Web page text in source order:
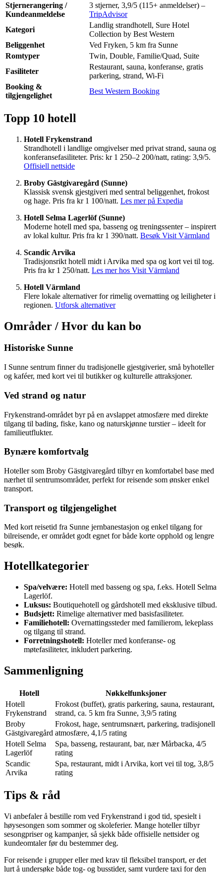
Stjernerangering /
Kundeanmeldelse
3 stjerner, 3,9/5 (115+ anmeldelser) –
TripAdvisor
Kategori
Landlig strandhotell, Sure Hotel
Collection by Best Western
Beliggenhet
Ved Fryken, 5 km fra Sunne
Romtyper
Twin, Double, Familie/Quad, Suite
Fasiliteter
Restaurant, sauna, konferanse, gratis
parkering, strand, Wi-Fi
Booking &
tilgjengelighet
Best Western Booking
Topp 10 hotell
Hotell Frykenstrand
Strandhotell i landlige omgivelser med privat strand, sauna og
konferansefasiliteter. Pris: kr 1 250–2 200/natt, rating: 3,9/5.
Offisiell nettside
Broby Gästgivaregård (Sunne)
Klassisk svensk gjestgiveri med sentral beliggenhet, frokost
og hage. Pris fra kr 1 100/natt. Les mer på Expedia
Hotell Selma Lagerlöf (Sunne)
Moderne hotell med spa, basseng og treningssenter – inspirert
av lokal kultur. Pris fra kr 1 390/natt. Besøk Visit Värmland
Scandic Arvika
Tradisjonsrikt hotell midt i Arvika med spa og kort vei til tog.
Pris fra kr 1 250/natt. Les mer hos Visit Värmland
Hotell Värmland
Flere lokale alternativer for rimelig overnatting og leiligheter i
regionen. Utforsk alternativer
Områder / Hvor du kan bo
Historiske Sunne
I Sunne sentrum finner du tradisjonelle gjestgiverier, små byhoteller
og kaféer, med kort vei til butikker og kulturelle attraksjoner.
Ved strand og natur
Frykenstrand-området byr på en avslappet atmosfære med direkte
tilgang til bading, fiske, kano og naturskjønne turstier – ideelt for
familieutflukter.
Bynære komfortvalg
Hoteller som Broby Gästgivaregård tilbyr en komfortabel base med
nærhet til sentrumsområder, perfekt for reisende som ønsker enkel
transport.
Transport og tilgjengelighet
Med kort reisetid fra Sunne jernbanestasjon og enkel tilgang for
bilreisende, er området godt egnet for både korte opphold og lengre
besøk.
Hotellkategorier
Spa/velvære: Hotell med basseng og spa, f.eks. Hotell Selma
Lagerlöf.
Luksus: Boutiquehotell og gårdshotell med eksklusive tilbud.
Budsjett: Rimelige alternativer med basisfasiliteter.
Familiehotell: Overnattingssteder med familierom, lekeplass
og tilgang til strand.
Forretningshotell: Hoteller med konferanse- og
møtefasiliteter, inkludert parkering.
Sammenligning
Hotell
Nøkkelfunksjoner
Hotell
Frykenstrand
Frokost (buffet), gratis parkering, sauna, restaurant,
strand, ca. 5 km fra Sunne, 3,9/5 rating
Broby
Gästgivaregård
Frokost, hage, sentrumsnært, parkering, tradisjonell
atmosfære, 4,1/5 rating
Hotell Selma
Lagerlöf
Spa, basseng, restaurant, bar, nær Mårbacka, 4/5
rating
Scandic
Arvika
Spa, restaurant, midt i Arvika, kort vei til tog, 3,8/5
rating
Tips & råd
Vi anbefaler å bestille rom ved Frykenstrand i god tid, spesielt i
høysesongen som sommer og skoleferier. Mange hoteller tilbyr
sesongpriser og kampanjer, så sjekk både offisielle nettsider og
kundeomtaler før du bestemmer deg.
For reisende i grupper eller med krav til fleksibel transport, er det
lurt å undersøke både tog- og busstider, samt vurdere taxi for den